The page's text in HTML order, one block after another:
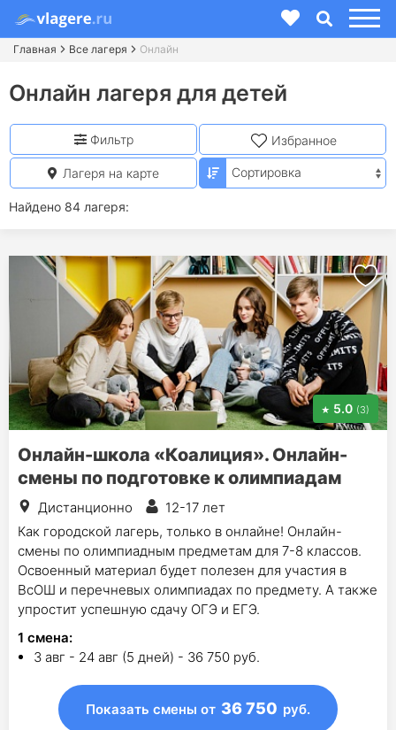
Главная Все лагеря Онлайн
Онлайн лагеря для детей
Найдено 84 лагеря:
Фильтр Избранное
Лагеря на карте
5.0 (3)
Онлайн-школа «Коалиция». Онлайн-
смены по подготовке к олимпиадам
Дистанционно
12-17 лет
Как городской лагерь, только в онлайне! Онлайн-
смены по олимпиадным предметам для 7-8 классов.
Освоенный материал будет полезен для участия в
ВсОШ и перечневых олимпиадах по предмету. А также
упростит успешную сдачу ОГЭ и ЕГЭ.
1 смена:
3 авг - 24 авг (5 дней) - 36 750 руб.
Показать смены от 36 750 руб.